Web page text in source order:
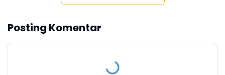
Posting Komentar